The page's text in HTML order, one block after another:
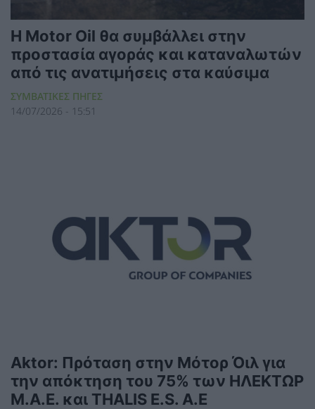
Η Motor Oil θα συμβάλλει στην
προστασία αγοράς και καταναλωτών
από τις ανατιμήσεις στα καύσιμα
ΣΥΜΒΑΤΙΚΕΣ ΠΗΓΕΣ
14/07/2026 - 15:51
Aktor: Πρόταση στην Μότορ Όιλ για
την απόκτηση του 75% των ΗΛΕΚΤΩΡ
Μ.Α.Ε. και THALIS E.S. A.E